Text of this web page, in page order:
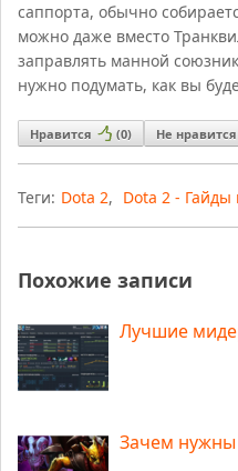
саппорта, обычно
можно даже вместо
заправлять манной
нужно подумать, как вы
Нравится (0) Не нравится
Теги: Dota 2, Dota 2 - Гайды
Похожие записи
Лучшие
Зачем нужны